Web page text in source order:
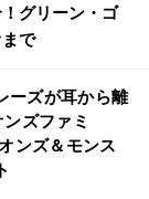
グリーン・ゴ
で
ーズが耳から離
ズファミ
ンズ＆モンス